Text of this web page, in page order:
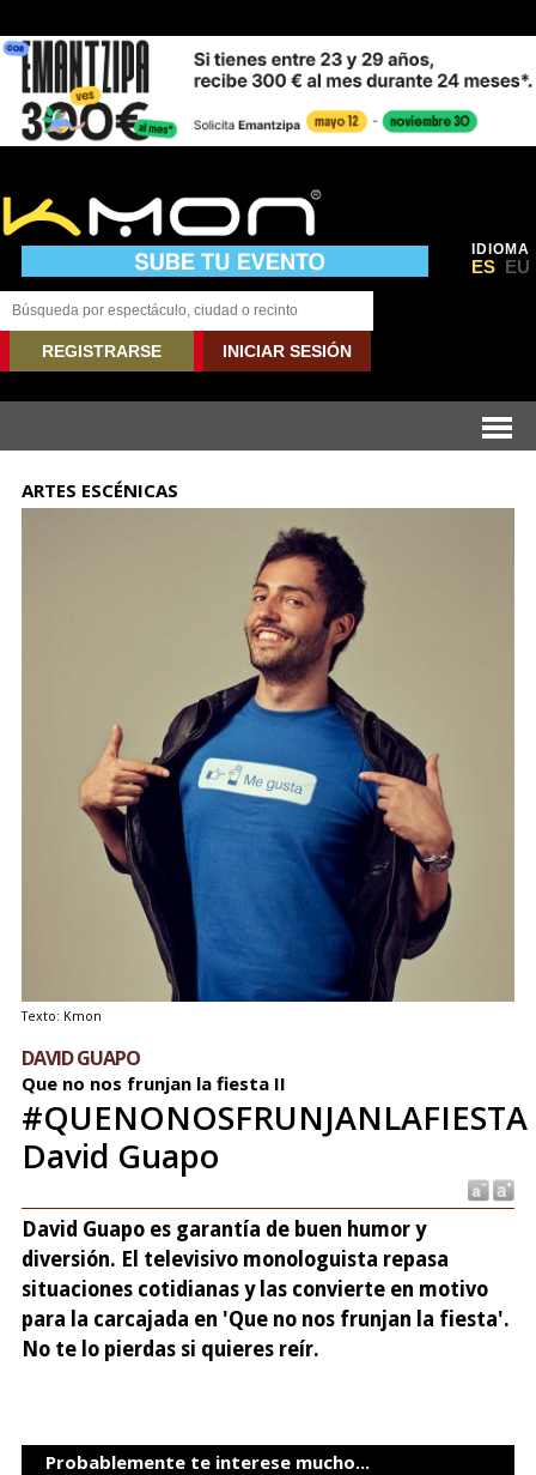
IDIOMA
ES EU
REGISTRARSE INICIAR SESIÓN
ARTES ESCÉNICAS
Texto: Kmon
DAVID GUAPO
Que no nos frunjan la fiesta II
David Guapo
David Guapo es garantía de buen humor y
diversión. El televisivo monologuista repasa
situaciones cotidianas y las convierte en motivo
para la carcajada en 'Que no nos frunjan la fiesta'.
No te lo pierdas si quieres reír.
Probablemente te interese mucho...